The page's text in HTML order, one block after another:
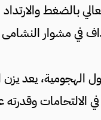
بالضغط
الهجومية، يعد
في الالتحامات